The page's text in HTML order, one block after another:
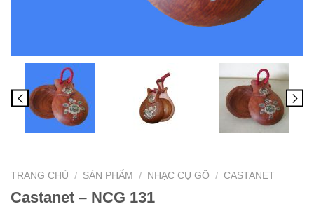
TRANG CHỦ / SẢN PHẨM / NHẠC CỤ GÕ / CASTANET
Castanet – NCG 131